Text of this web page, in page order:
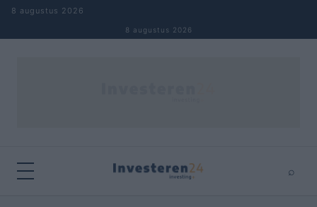
Naar inhoud springen
8 augustus 2026
8 augustus 2026
⌕